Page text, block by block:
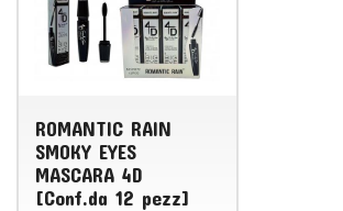
ROMANTIC RAIN
SMOKY EYES
MASCARA 4D
[Conf.da 12 pezz]